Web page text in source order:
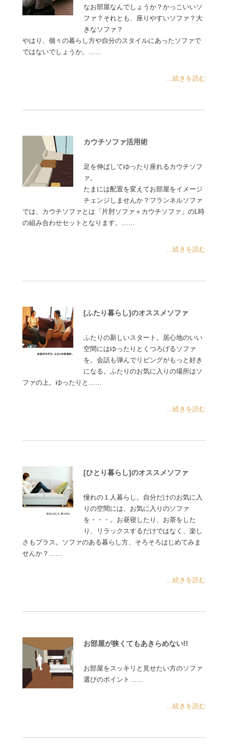
なお部屋なんでしょうか？かっこいいソ
ファ？それとも、座りやすいソファ？大
きなソファ？
やはり、個々の暮らし方や自分のスタイルにあったソファで
ではないでしょうか。……
...続きを読む
カウチソファ活用術
足を伸ばしてゆったり座れるカウチソフ
ァ。
たまには配置を変えてお部屋をイメージ
チェンジしませんか？フランネルソファ
では、カウチソファとは「片肘ソファ＋カウチソファ」のL時
の組み合わせセットとなります。……
...続きを読む
[ふたり暮らし]のオススメソファ
ふたりの新しいスタート。居心地のいい
空間にはゆったりとくつろげるソファ
を。会話も弾んでリビングがもっと好き
になる。ふたりのお気に入りの場所はソ
ファの上。ゆったりと……
...続きを読む
[ひとり暮らし]のオススメソファ
憧れの１人暮らし。自分だけのお気に入
りの空間には、お気に入りのソファ
を・・・。お昼寝したり、お茶をした
り、リラックスするだけではなく、楽し
さもプラス。ソファのある暮らし方、そろそろはじめてみま
せんか？……
...続きを読む
お部屋が狭くてもあきらめない!!
お部屋をスッキリと見せたい方のソファ
選びのポイント……
...続きを読む